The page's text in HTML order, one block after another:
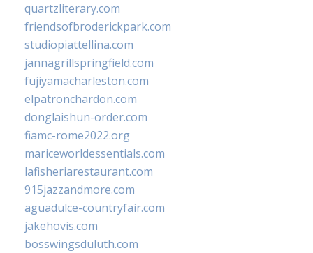
quartzliterary.com
friendsofbroderickpark.com
studiopiattellina.com
jannagrillspringfield.com
fujiyamacharleston.com
elpatronchardon.com
donglaishun-order.com
fiamc-rome2022.org
mariceworldessentials.com
lafisheriarestaurant.com
915jazzandmore.com
aguadulce-countryfair.com
jakehovis.com
bosswingsduluth.com